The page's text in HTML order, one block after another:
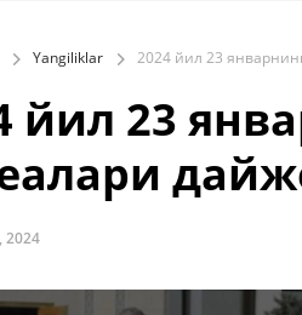
Yangiliklar
йил 23
2024